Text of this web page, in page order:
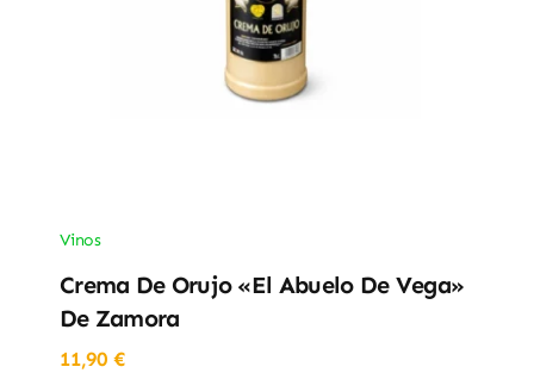
Vinos
Crema De Orujo «El Abuelo De Vega»
De Zamora
11,90 €